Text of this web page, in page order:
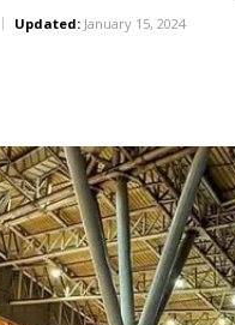
Updated: January 15, 2024